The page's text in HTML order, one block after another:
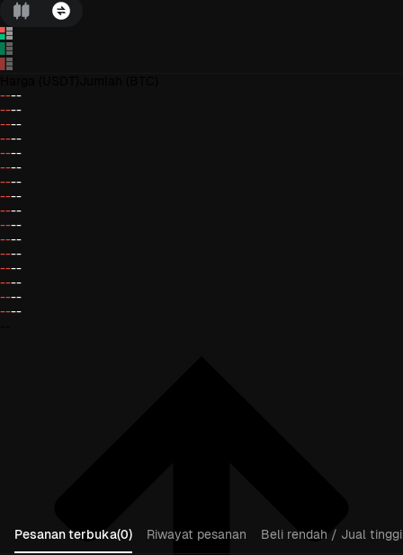
----
----
----
----
----
----
----
----
----
----
----
----
----
----
----
----
Pesanan terbuka(0) Riwayat pesanan
Beli rendah / Jual tinggi